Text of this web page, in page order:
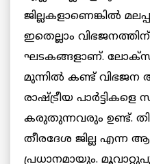
ജില്ലകളാണെങ്കിൽ
ഇതെല്ലാം
ഘടകങ്ങളാണ്.
മുന്നിൽ കണ്ട് വിഭജന
രാഷ്ട്രീയ പാർട്ടികളെ
കരുതുന്നവരും ഉണ്ട്.
തീരദേശ ജില്ല എന്ന
പ്രധാനമായും.